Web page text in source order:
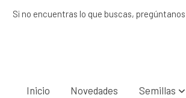
Si no encuentras lo que buscas, pregúntanos
Inicio Novedades Semillas